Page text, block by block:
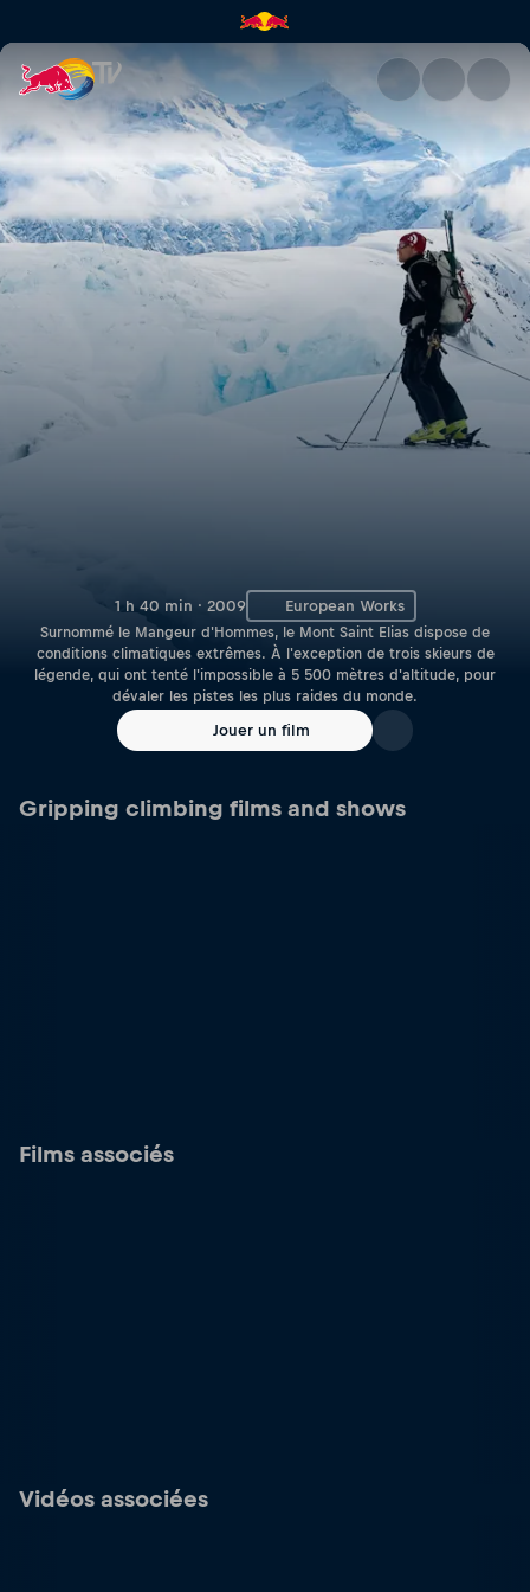
Mont Saint Elias | Red Bull TV
1 h 40 min · 2009 European Works
Surnommé le Mangeur d'Hommes, le Mont Saint Elias dispose de
conditions climatiques extrêmes. À l'exception de trois skieurs de
légende, qui ont tenté l'impossible à 5 500 mètres d'altitude, pour
dévaler les pistes les plus raides du monde.
Jouer un film
Gripping climbing films and shows
Films associés
Vidéos associées